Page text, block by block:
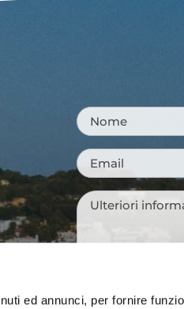
ed annunci, per fornire
Nome*
Email*
Messaggio*
Tutti i campi